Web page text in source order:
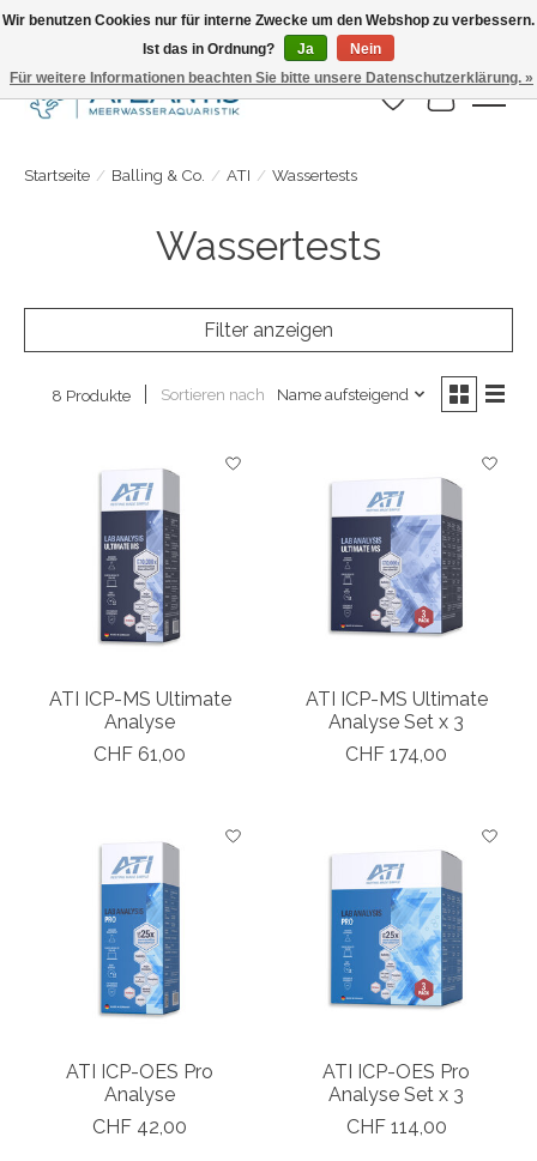
Täglicher Versand. Bestelle bis 15.00 Uhr
Wunschzettel
Ihr
Startseite / Balling & Co. / ATI / Wassertests
Wassertests
Filter anzeigen
8 Produkte Sortieren nach Name aufsteigend
ATI ICP-MS Ultimate
Analyse
CHF 61,00
ATI ICP-MS Ultimate
Analyse Set x 3
CHF 174,00
ATI ICP-OES Pro
Analyse
CHF 42,00
ATI ICP-OES Pro
Analyse Set x 3
CHF 114,00
Wir benutzen Cookies nur für interne Zwecke um den Webshop zu verbessern.
Ist das in Ordnung?
Ja
Nein
Für weitere Informationen beachten Sie bitte unsere Datenschutzerklärung. »